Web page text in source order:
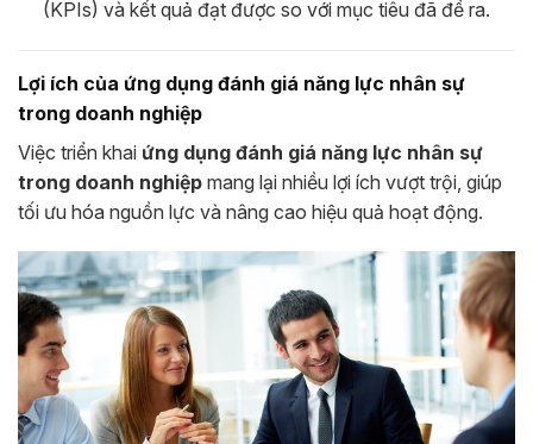
(KPIs) và kết quả đạt được so với mục tiêu đã đề ra.
Lợi ích của ứng dụng đánh giá năng lực nhân sự
trong doanh nghiệp
Việc triển khai ứng dụng đánh giá năng lực nhân sự
trong doanh nghiệp mang lại nhiều lợi ích vượt trội, giúp
tối ưu hóa nguồn lực và nâng cao hiệu quả hoạt động.